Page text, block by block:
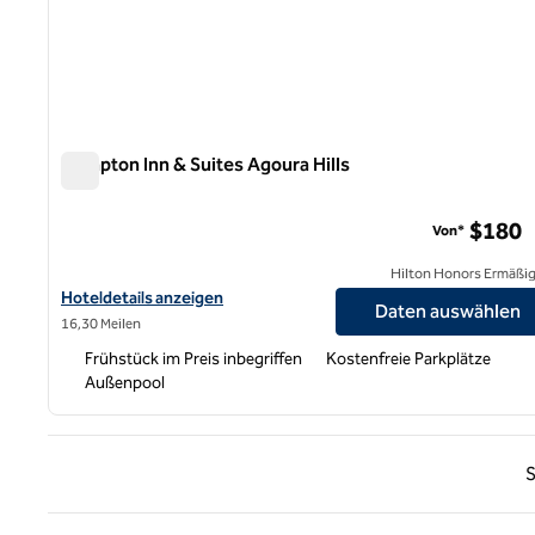
Hampton Inn & Suites Agoura Hills
Hoteldetails für Hampton Inn & Suites Agoura Hills anzeigen
Hoteldetails anzeigen
16,30 Meilen
Von* $180
Hilton Honors
Daten auswählen
Frühstück im Preis inbegriffen
Kostenfreie Parkplätze
Außenpool